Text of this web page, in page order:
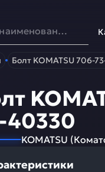
Болт KOMATSU 706-
40330
KOMATSU (